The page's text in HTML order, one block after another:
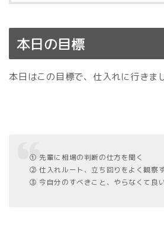
本日の目標
本日はこの目標で、仕入れに行きま
① 先輩に相場の判断の仕方を聞く
② 仕入れルート、立ち回りをよく観察
③ 今自分のすべきこと、やらなくて良